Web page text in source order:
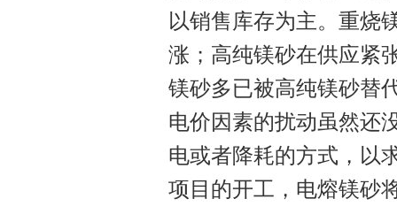
以销售库存为主。重烧
涨；高纯镁砂在供应紧
镁砂多已被高纯镁砂替
电价因素的扰动虽然还
电或者降耗的方式，以
项目的开工，电熔镁砂